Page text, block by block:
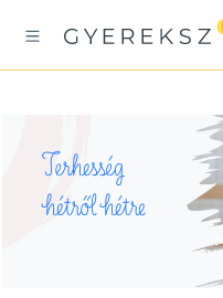
Terhesség
hétről hétre